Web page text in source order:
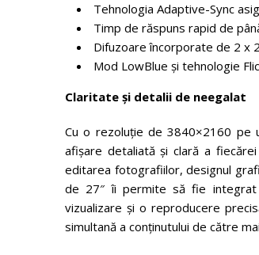
Tehnologia Adaptive-Sync
Timp de răspuns rapid de
Difuzoare încorporate de 2 x
Mod LowBlue și tehnologie
Claritate și detalii de neegalat
Cu o rezoluție de 3840×2160 pe
afișare detaliată și clară a
editarea fotografiilor, designul
de 27″ îi permite să fie integrat
vizualizare și o reproducere
simultană a conținutului de către